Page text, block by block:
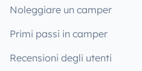
Noleggiare un camper
Primi passi in camper
Recensioni degli utenti